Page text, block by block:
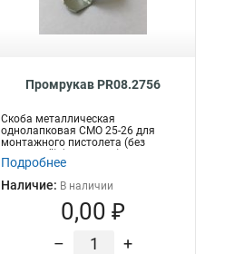
Промрукав PR08.2756
Скоба металлическая
однолапковая СМО 25-26 для
монтажного пистолета (без
отверстий) (100 шт/уп)...
Подробнее
Наличие: В наличии
0,00 ₽
– +